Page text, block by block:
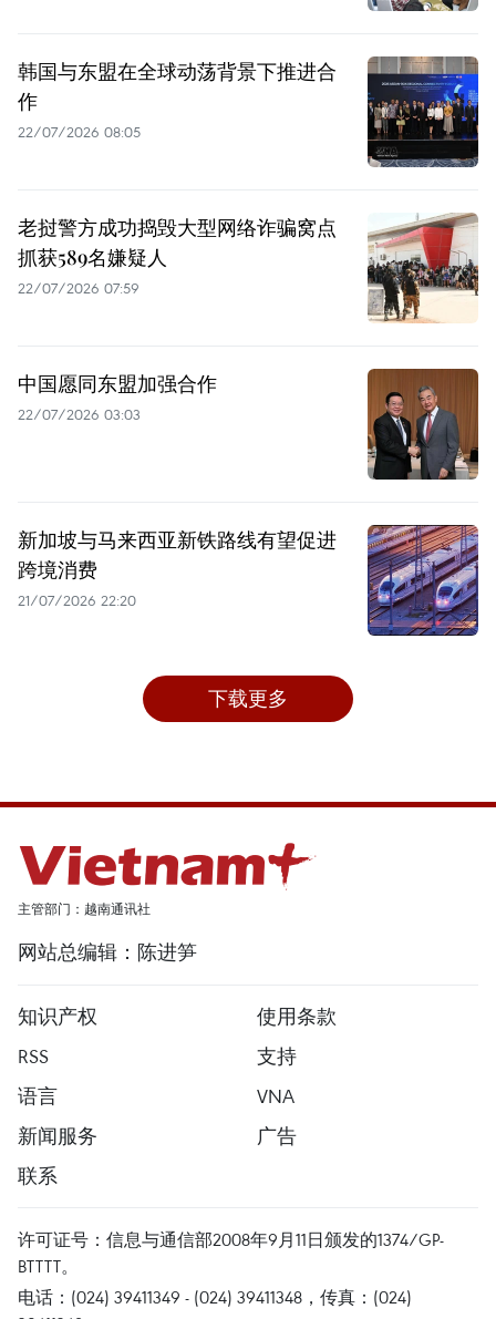
韩国与东盟在全球动荡背景下推进合
作
22/07/2026 08:05
老挝警方成功捣毁大型网络诈骗窝点
抓获589名嫌疑人
22/07/2026 07:59
中国愿同东盟加强合作
22/07/2026 03:03
新加坡与马来西亚新铁路线有望促进
跨境消费
21/07/2026 22:20
下载更多
主管部门：越南通讯社
网站总编辑：陈进笋
知识产权
使用条款
RSS
支持
语言
VNA
新闻服务
广告
联系
许可证号：信息与通信部2008年9月11日颁发的1374/GP-
BTTTT。
电话：(024) 39411349 - (024) 39411348，传真：(024)